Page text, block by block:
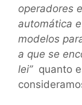
operadores
automática
modelos
a que se
lei” quanto